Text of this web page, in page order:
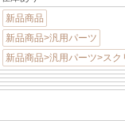
新品商品
新品商品>汎用パーツ
新品商品>汎用パーツ>スク